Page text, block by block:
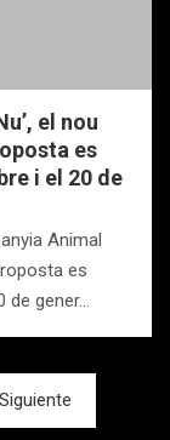
el nou
es
i el 20 de
Animal
es
de gener…
Siguiente